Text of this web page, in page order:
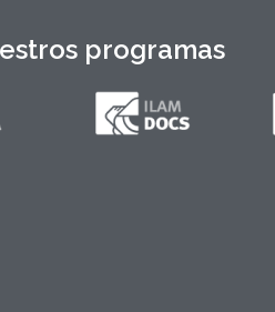
programas